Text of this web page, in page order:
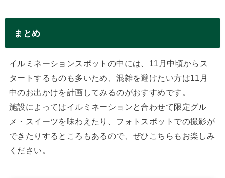
まとめ
イルミネーションスポットの中には、11月中頃からス
タートするものも多いため、混雑を避けたい方は11月
中のお出かけを計画してみるのがおすすめです。
施設によってはイルミネーションと合わせて限定グル
メ・スイーツを味わえたり、フォトスポットでの撮影が
できたりするところもあるので、ぜひこちらもお楽しみ
ください。